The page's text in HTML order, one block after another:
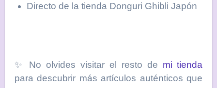
Directo de la tienda Donguri Ghibli Japón
✨ No olvides visitar el resto de mi tienda
para descubrir más artículos auténticos que